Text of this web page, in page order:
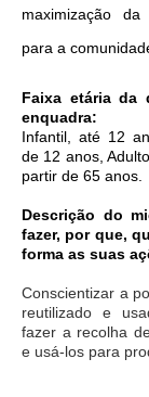
maximização
para a
Faixa etária da
enquadra:
Infantil, até 12
de 12 anos,
partir de 65 anos.
Descrição do
fazer, por que,
forma as suas
Conscientizar a
reutilizado e
fazer a recolha
e usá-los para